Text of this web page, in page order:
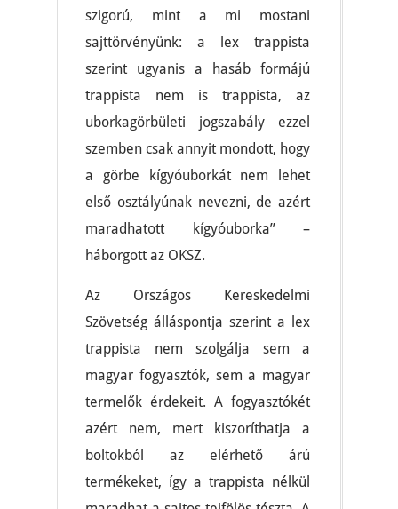
szigorú, mint a mi mostani
sajttörvényünk: a lex trappista
szerint ugyanis a hasáb formájú
trappista nem is trappista, az
uborkagörbületi jogszabály ezzel
szemben csak annyit mondott, hogy
a görbe kígyóuborkát nem lehet
első osztályúnak nevezni, de azért
maradhatott kígyóuborka” –
háborgott az OKSZ.
Az Országos Kereskedelmi
Szövetség álláspontja szerint a lex
trappista nem szolgálja sem a
magyar fogyasztók, sem a magyar
termelők érdekeit. A fogyasztókét
azért nem, mert kiszoríthatja a
boltokból az elérhető árú
termékeket, így a trappista nélkül